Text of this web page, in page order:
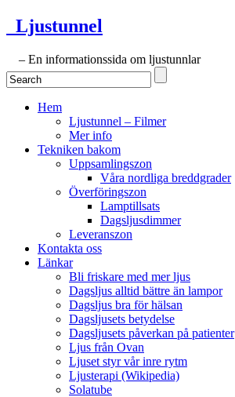
Ljustunnel
– En informationssida om ljustunnlar
Hem
Ljustunnel – Filmer
Mer info
Tekniken bakom
Uppsamlingszon
Våra nordliga breddgrader
Överföringszon
Lamptillsats
Dagsljusdimmer
Leveranszon
Kontakta oss
Länkar
Bli friskare med mer ljus
Dagsljus alltid bättre än lampor
Dagsljus bra för hälsan
Dagsljusets betydelse
Dagsljusets påverkan på patienter
Ljus från Ovan
Ljuset styr vår inre rytm
Ljusterapi (Wikipedia)
Solatube